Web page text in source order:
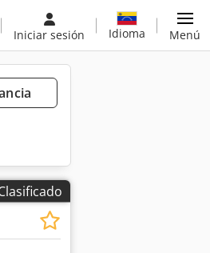
Iniciar sesión Idioma Menú